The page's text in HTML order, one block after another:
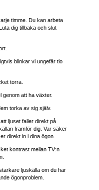
timme. Du kan arbeta
dig tillbaka och slut
blinkar vi ungefär tio
torra.
genom att ha växter.
torka av sig själv.
ljuset faller direkt på
framför dig. Var säker
direkt in i dina ögon.
kontrast mellan TV:n
ljuskälla om du har
ögonproblem.